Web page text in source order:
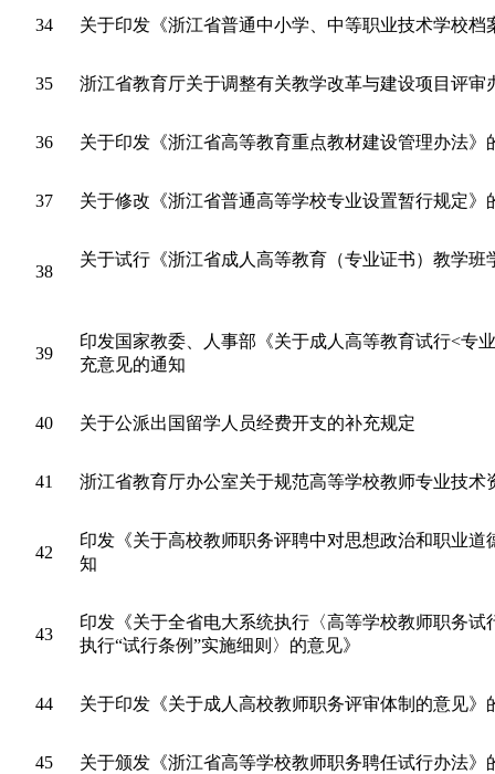
34 关于印发《浙江省普通中小学、中等职业技术学校档
35 浙江省教育厅关于调整有关教学改革与建设项目评审
36 关于印发《浙江省高等教育重点教材建设管理办法》
37 关于修改《浙江省普通高等学校专业设置暂行规定》
38
关于试行《浙江省成人高等教育（专业证书）教学班
39
印发国家教委、人事部《关于成人高等教育试行<专
充意见的通知
40 关于公派出国留学人员经费开支的补充规定
41 浙江省教育厅办公室关于规范高等学校教师专业技术
42
印发《关于高校教师职务评聘中对思想政治和职业
知
43
印发《关于全省电大系统执行〈高等学校教师职务
执行“试行条例”实施细则〉的意见》
44 关于印发《关于成人高校教师职务评审体制的意见》
45 关于颁发《浙江省高等学校教师职务聘任试行办法》